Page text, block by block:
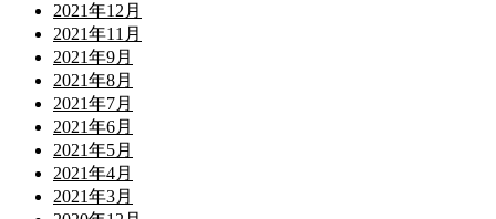
2021年12月
2021年11月
2021年9月
2021年8月
2021年7月
2021年6月
2021年5月
2021年4月
2021年3月